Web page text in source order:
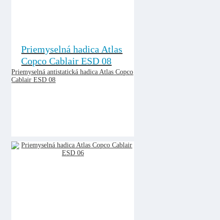
Priemyselná hadica Atlas
Copco Cablair ESD 08
Priemyselná antistatická hadica Atlas Copco
Cablair ESD 08